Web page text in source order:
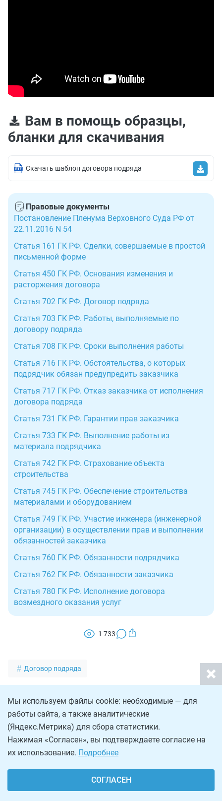
Вам в помощь образцы,
бланки для скачивания
Скачать шаблон договора подряда
Правовые документы
Постановление Пленума Верховного Суда РФ от
22.11.2016 N 54
Статья 161 ГК РФ. Сделки, совершаемые в простой
письменной форме
Статья 450 ГК РФ. Основания изменения и
расторжения договора
Статья 702 ГК РФ. Договор подряда
Статья 703 ГК РФ. Работы, выполняемые по
договору подряда
Статья 708 ГК РФ. Сроки выполнения работы
Статья 716 ГК РФ. Обстоятельства, о которых
подрядчик обязан предупредить заказчика
Статья 717 ГК РФ. Отказ заказчика от исполнения
договора подряда
Статья 731 ГК РФ. Гарантии прав заказчика
Статья 733 ГК РФ. Выполнение работы из
материала подрядчика
Статья 742 ГК РФ. Страхование объекта
строительства
Статья 745 ГК РФ. Обеспечение строительства
материалами и оборудованием
Статья 749 ГК РФ. Участие инженера (инженерной
организации) в осуществлении прав и выполнении
обязанностей заказчика
Статья 760 ГК РФ. Обязанности подрядчика
Статья 762 ГК РФ. Обязанности заказчика
Статья 780 ГК РФ. Исполнение договора
возмездного оказания услуг
1 733
Договор подряда
Над материалом работали:
Челозерцева Александра
Юрист по корпоративным вопросам
Все статьи автора
Комментарии
Мы используем файлы cookie: необходимые — для
работы сайта, а также аналитические
(Яндекс.Метрика) для сбора статистики.
Нажимая «Согласен», вы подтверждаете согласие на
их использование. Подробнее
СОГЛАСЕН